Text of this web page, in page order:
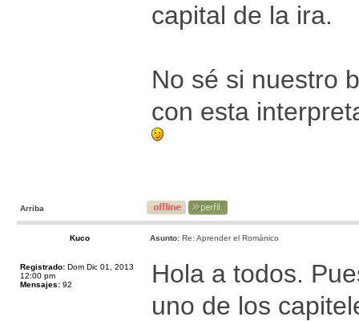
capital de la ira.
No sé si nuestro
con esta
Arriba
Kuco Asunto: Re: Aprender el Románico
Registrado: Dom Dic 01, 2013
12:00 pm
Mensajes: 92
Hola a todos.
uno de los